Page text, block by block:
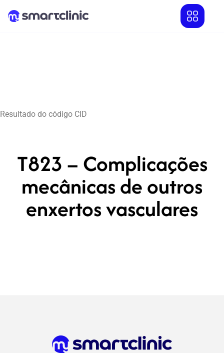
Resultado do código CID
T823 – Complicações
mecânicas de outros
enxertos vasculares